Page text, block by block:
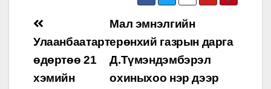
Post
navigation
Мал эмнэлгийн
ерөнхий газрын дарга
Д.Түмэндэмбэрэл
охиныхоо нэр дээр
Улаанбаатарт
өдөртөө 21
хэмийн